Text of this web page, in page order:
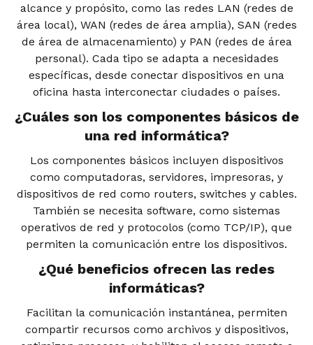
alcance y propósito, como las redes LAN (redes de
área local), WAN (redes de área amplia), SAN (redes
de área de almacenamiento) y PAN (redes de área
personal). Cada tipo se adapta a necesidades
específicas, desde conectar dispositivos en una
oficina hasta interconectar ciudades o países.
¿Cuáles son los componentes básicos de
una red informática?
Los componentes básicos incluyen dispositivos
como computadoras, servidores, impresoras, y
dispositivos de red como routers, switches y cables.
También se necesita software, como sistemas
operativos de red y protocolos (como TCP/IP), que
permiten la comunicación entre los dispositivos.
¿Qué beneficios ofrecen las redes
informáticas?
Facilitan la comunicación instantánea, permiten
compartir recursos como archivos y dispositivos,